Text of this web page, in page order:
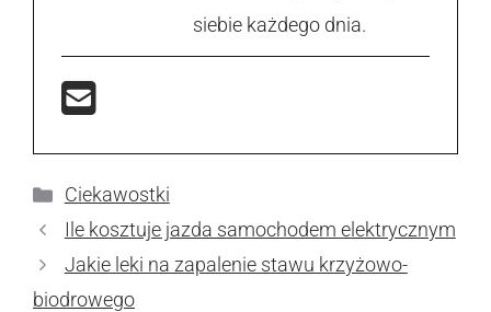
siebie każdego dnia.
Kategorie
Ciekawostki
Ile kosztuje jazda samochodem elektrycznym
Jakie leki na zapalenie stawu krzyżowo-
biodrowego